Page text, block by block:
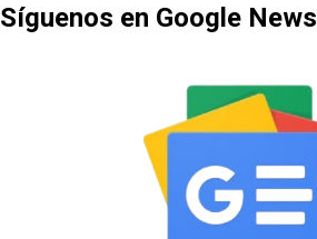
Síguenos en Google News